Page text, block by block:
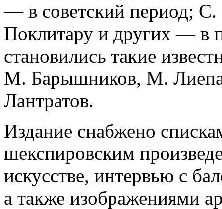
— в советский период;
Поклитару и других — в
становились такие
М. Барышников, М.
Лантратов.
Издание снабжено
шекспировским
искусстве, интервью с
а также изображениями